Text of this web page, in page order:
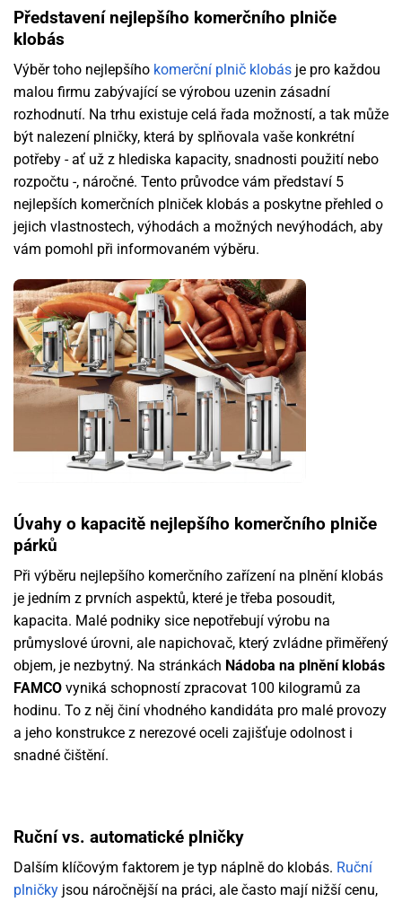
Představení nejlepšího komerčního plniče
klobás
Výběr toho nejlepšího komerční plnič klobás je pro každou
malou firmu zabývající se výrobou uzenin zásadní
rozhodnutí. Na trhu existuje celá řada možností, a tak může
být nalezení plničky, která by splňovala vaše konkrétní
potřeby - ať už z hlediska kapacity, snadnosti použití nebo
rozpočtu -, náročné. Tento průvodce vám představí 5
nejlepších komerčních plniček klobás a poskytne přehled o
jejich vlastnostech, výhodách a možných nevýhodách, aby
vám pomohl při informovaném výběru.
Úvahy o kapacitě nejlepšího komerčního plniče
párků
Při výběru nejlepšího komerčního zařízení na plnění klobás
je jedním z prvních aspektů, které je třeba posoudit,
kapacita. Malé podniky sice nepotřebují výrobu na
průmyslové úrovni, ale napichovač, který zvládne přiměřený
objem, je nezbytný. Na stránkách Nádoba na plnění klobás
FAMCO vyniká schopností zpracovat 100 kilogramů za
hodinu. To z něj činí vhodného kandidáta pro malé provozy
a jeho konstrukce z nerezové oceli zajišťuje odolnost i
snadné čištění.
Ruční vs. automatické plničky
Dalším klíčovým faktorem je typ náplně do klobás. Ruční
plničky jsou náročnější na práci, ale často mají nižší cenu,